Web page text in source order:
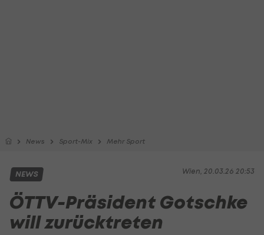
News Sport-Mix Mehr Sport
Wien, 20.03.26 20:53
NEWS
ÖTTV-Präsident Gotschke
will zurücktreten